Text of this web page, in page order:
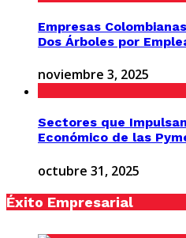
Empresas
Dos Árboles por
noviembre 3, 2025
Sectores que
Económico de las
octubre 31, 2025
Éxito Empresarial